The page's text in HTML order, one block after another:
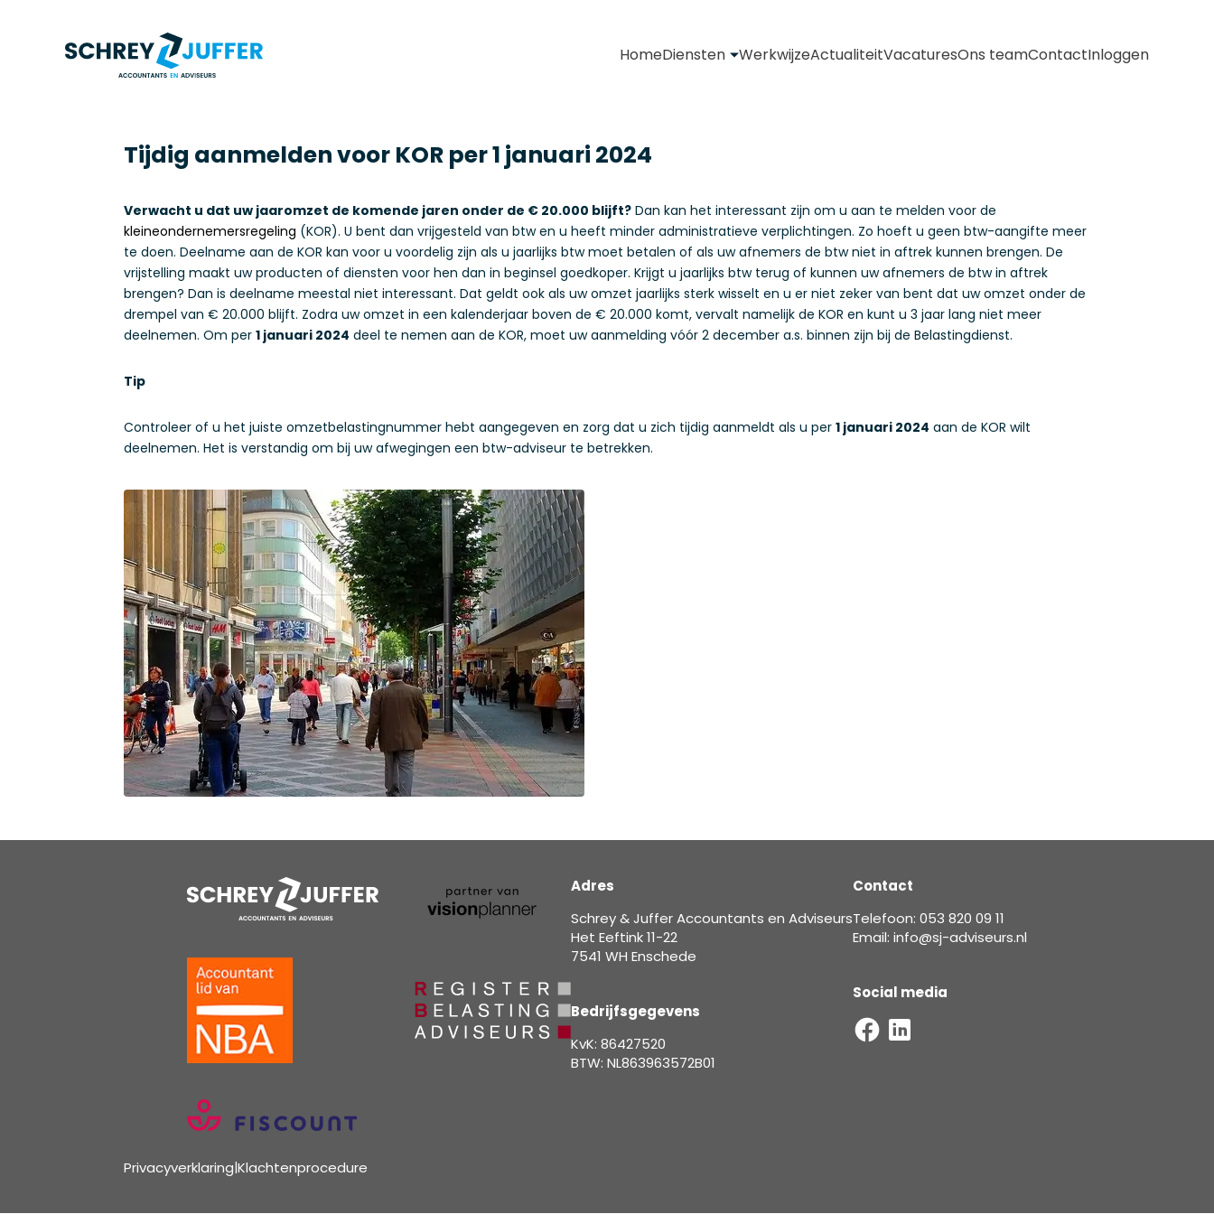
HomeDiensten WerkwijzeActualiteitVacaturesOns teamContactInloggen
Tijdig aanmelden voor KOR per 1 januari 2024
Verwacht u dat uw jaaromzet de komende jaren onder de € 20.000 blijft? Dan kan het interessant zijn om u aan te melden voor de
kleineondernemersregeling (KOR). U bent dan vrijgesteld van btw en u heeft minder administratieve verplichtingen. Zo hoeft u geen btw-aangifte meer
te doen. Deelname aan de KOR kan voor u voordelig zijn als u jaarlijks btw moet betalen of als uw afnemers de btw niet in aftrek kunnen brengen. De
vrijstelling maakt uw producten of diensten voor hen dan in beginsel goedkoper. Krijgt u jaarlijks btw terug of kunnen uw afnemers de btw in aftrek
brengen? Dan is deelname meestal niet interessant. Dat geldt ook als uw omzet jaarlijks sterk wisselt en u er niet zeker van bent dat uw omzet onder de
drempel van € 20.000 blijft. Zodra uw omzet in een kalenderjaar boven de € 20.000 komt, vervalt namelijk de KOR en kunt u 3 jaar lang niet meer
deelnemen. Om per 1 januari 2024 deel te nemen aan de KOR, moet uw aanmelding vóór 2 december a.s. binnen zijn bij de Belastingdienst.
Tip
Controleer of u het juiste omzetbelastingnummer hebt aangegeven en zorg dat u zich tijdig aanmeldt als u per 1 januari 2024 aan de KOR wilt
deelnemen. Het is verstandig om bij uw afwegingen een btw-adviseur te betrekken.
Adres
Schrey & Juffer Accountants en Adviseurs
Het Eeftink 11-22
7541 WH Enschede
Bedrijfsgegevens
KvK: 86427520
BTW: NL863963572B01
Contact
Telefoon: 053 820 09 11
Email: info@sj-adviseurs.nl
Social media
Privacyverklaring|Klachtenprocedure